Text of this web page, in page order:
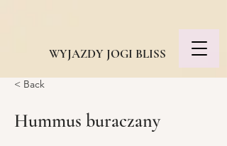
WYJAZDY JOGI BLISS
< Back
Hummus buraczany